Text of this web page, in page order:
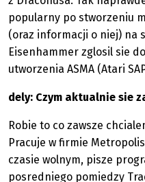
popularny po stworzeniu
(oraz informacji o niej) na
Eisenhammer zglosil sie
utworzenia ASMA (Atari
dely: Czym aktualnie sie
Robie to co zawsze
Pracuje w firmie
czasie wolnym, pisze
posredniego pomiedzy